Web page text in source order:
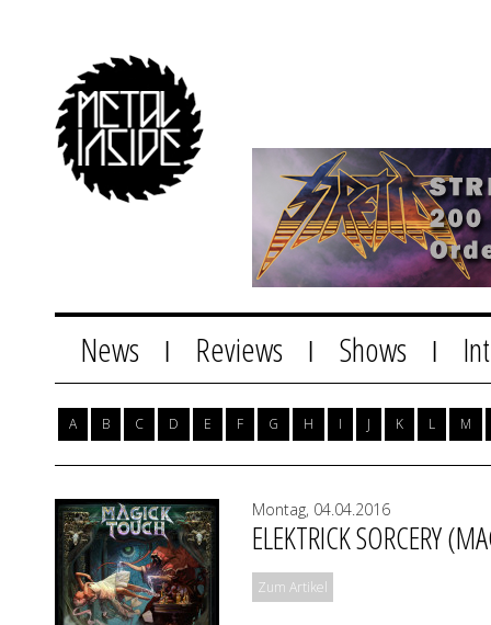
News Reviews Shows
A B C D E F G H I J K L M
Montag, 04.04.2016
ELEKTRICK SORCERY
Zum Artikel